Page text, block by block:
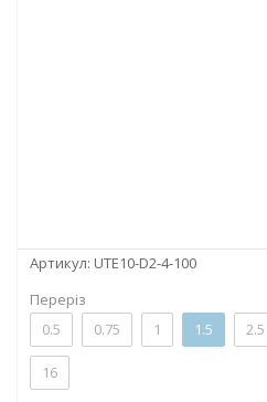
Артикул: UTE10-D2-4-100
Переріз
0.5
0.75 1 1.5 2.5
16